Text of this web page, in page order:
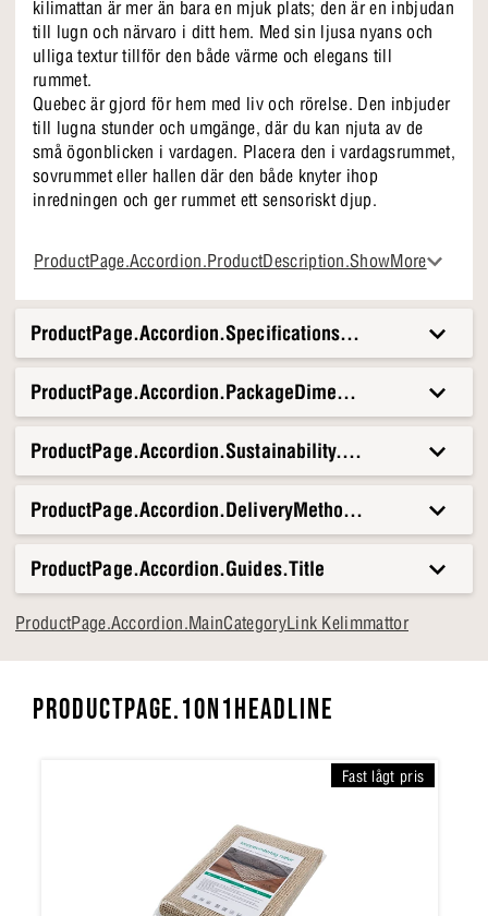
kilimattan är mer än bara en mjuk plats; den är en inbjudan
till lugn och närvaro i ditt hem. Med sin ljusa nyans och
ulliga textur tillför den både värme och elegans till
rummet.
Quebec är gjord för hem med liv och rörelse. Den inbjuder
till lugna stunder och umgänge, där du kan njuta av de
små ögonblicken i vardagen. Placera den i vardagsrummet,
sovrummet eller hallen där den både knyter ihop
inredningen och ger rummet ett sensoriskt djup.
Naturliga toner och taktila ytor
Passar både i vardagsrum och sovrum
STANDARD 100 by OEKOTEX certifierad
ProductPage.Accordion.ProductDescription.ShowMore
ProductPage.Accordion.Specifications.Title
ProductPage.Accordion.Sustainability.Title
ProductPage.Accordion.DeliveryMethods.Title
ProductPage.Accordion.Guides.Title
ProductPage.Accordion.MainCategoryLink Kelimmattor
PRODUCTPAGE.1ON1HEADLINE
Fast lågt pris